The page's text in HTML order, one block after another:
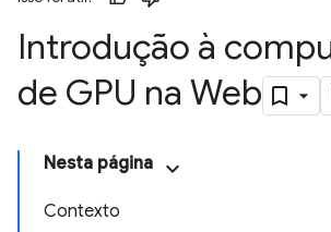
Introdução à
de GPU na Web
Nesta página
Contexto